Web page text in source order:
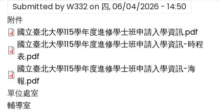
連
結
Submitted byW332on 四, 06/04/2026 - 14:50
附件
國立臺北大學115學年度進修學士班申請入學資訊.pdf
國立臺北大學115學年度進修學士班申請入學資訊-時程
表.pdf
國立臺北大學115學年度進修學士班申請入學資訊-海
報.pdf
單位處室
輔導室